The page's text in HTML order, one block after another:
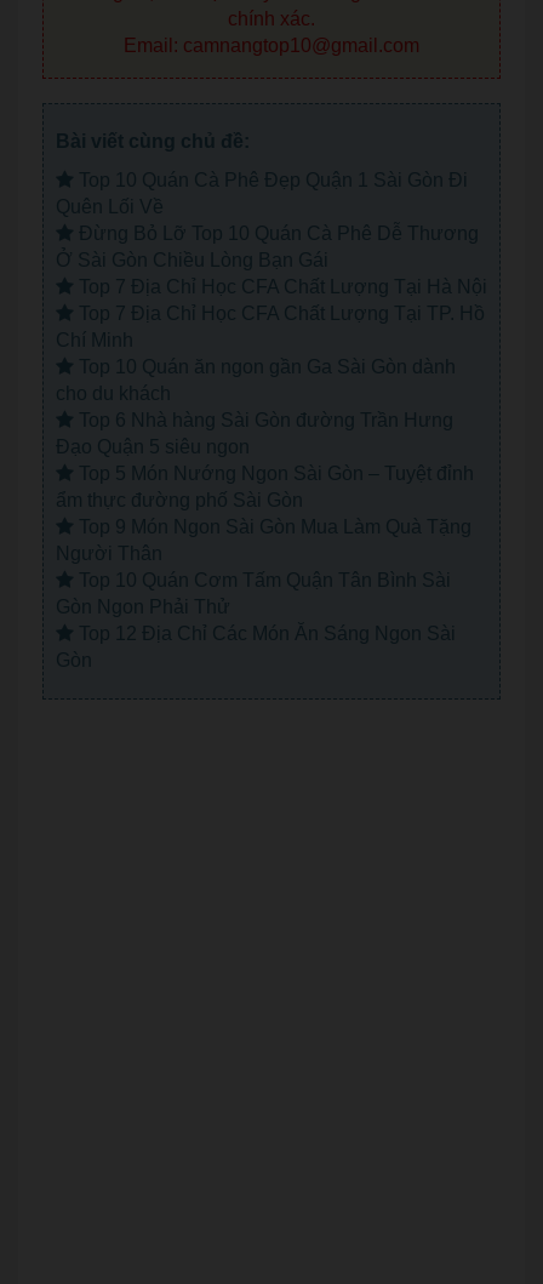
chính xác.
Email: camnangtop10@gmail.com
Bài viết cùng chủ đề:
Top 10 Quán Cà Phê Đẹp Quận 1 Sài Gòn Đi
Quên Lối Về
Đừng Bỏ Lỡ Top 10 Quán Cà Phê Dễ Thương
Ở Sài Gòn Chiều Lòng Bạn Gái
Top 7 Địa Chỉ Học CFA Chất Lượng Tại Hà Nội
Top 7 Địa Chỉ Học CFA Chất Lượng Tại TP. Hồ
Chí Minh
Top 10 Quán ăn ngon gần Ga Sài Gòn dành
cho du khách
Top 6 Nhà hàng Sài Gòn đường Trần Hưng
Đạo Quận 5 siêu ngon
Top 5 Món Nướng Ngon Sài Gòn – Tuyệt đỉnh
ẩm thực đường phố Sài Gòn
Top 9 Món Ngon Sài Gòn Mua Làm Quà Tặng
Người Thân
Top 10 Quán Cơm Tấm Quận Tân Bình Sài
Gòn Ngon Phải Thử
Top 12 Địa Chỉ Các Món Ăn Sáng Ngon Sài
Gòn